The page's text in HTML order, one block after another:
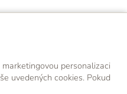
personalizaci
uvedených cookies. Pokud